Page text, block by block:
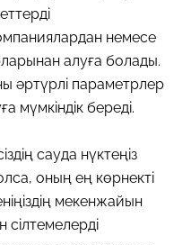
немесе
алуға болады.
әртүрлі параметрлер
мүмкіндік береді.
сауда нүктеңіз
оның ең көрнекті
мекенжайын
сілтемелерді